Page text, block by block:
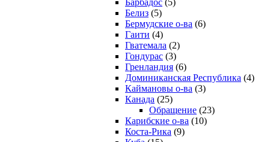
Белиз (5)
Бермудские о-ва (6)
Гаити (4)
Гватемала (2)
Гондурас (3)
Гренландия (6)
Доминиканская Республика (4)
Каймановы о-ва (3)
Канада (25)
Обращение (23)
Карибские о-ва (10)
Коста-Рика (9)